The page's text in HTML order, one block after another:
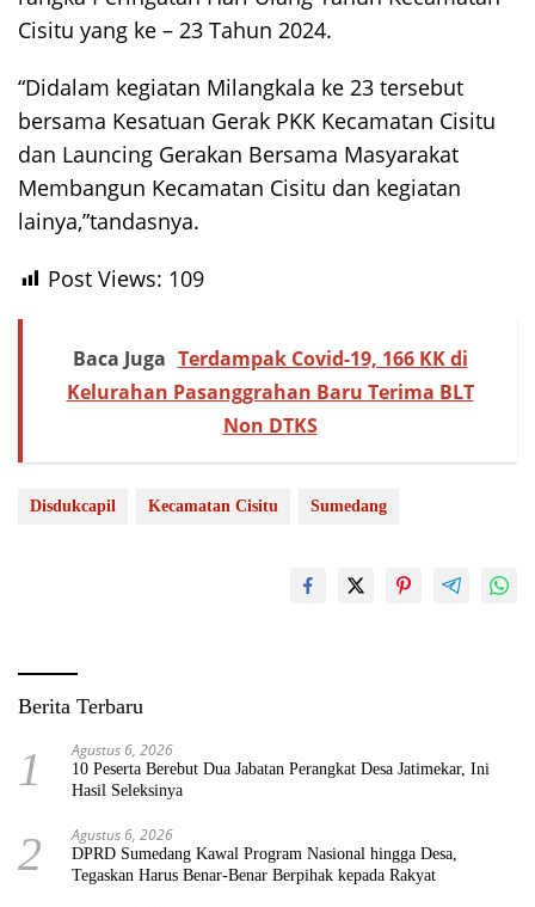
Cisitu yang ke – 23 Tahun 2024.
“Didalam kegiatan Milangkala ke 23 tersebut
bersama Kesatuan Gerak PKK Kecamatan Cisitu
dan Launcing Gerakan Bersama Masyarakat
Membangun Kecamatan Cisitu dan kegiatan
lainya,”tandasnya.
Post Views: 109
Baca Juga Terdampak Covid-19, 166 KK di
Kelurahan Pasanggrahan Baru Terima BLT
Non DTKS
Disdukcapil Kecamatan Cisitu Sumedang
Berita Terbaru
1 Agustus 6, 2026
10 Peserta Berebut Dua Jabatan Perangkat Desa Jatimekar, Ini
Hasil Seleksinya
2 Agustus 6, 2026
DPRD Sumedang Kawal Program Nasional hingga Desa,
Tegaskan Harus Benar-Benar Berpihak kepada Rakyat